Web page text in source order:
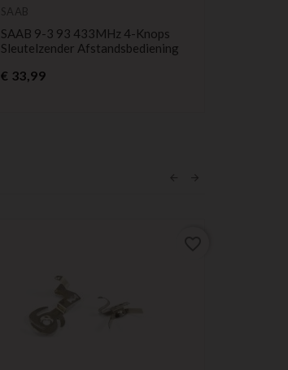
SAAB
SAAB 9-3 93 433MHz 4-Knops
Sleutelzender Afstandsbediening
€ 33,99Prijs